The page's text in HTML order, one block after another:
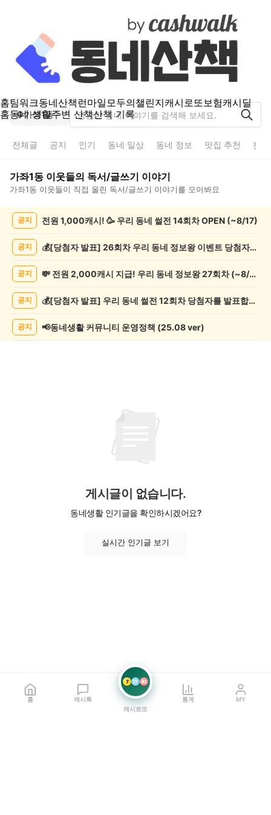
홈팀워크동네산책런마일모두의챌린지캐시로또보험캐시딜
홈동네 생활주변 산책산책 기록
가좌1동
전체글 공지 인기 동네 일상 동네 정보 맛집 추천 분
가좌1동 이웃들의 독서/글쓰기 이야기
가좌1동 이웃들이 직접 올린 독서/글쓰기 이야기를 모아봐요
서/
글
공지 전원 1,000캐시! 🥳 우리 동네 썰전 14회차 OPEN (~8/17)
공지 💰[당첨자 발표] 26회차 우리 동네 정보왕 이벤트 당첨자를 발표합니다!
공지 💸 전원 2,000캐시 지급! 우리 동네 정보왕 27회차 (~8/10)
공지 💰[당첨자 발표] 우리 동네 썰전 12회차 당첨자를 발표합니다!
공지 📢동네생활 커뮤니티 운영정책 (25.08 ver)
게시글이 없습니다.
동네생활 인기글을 확인하시겠어요?
실시간 인기글 보기
홈 캐시톡
7 21 42
캐시로또
통계 MY